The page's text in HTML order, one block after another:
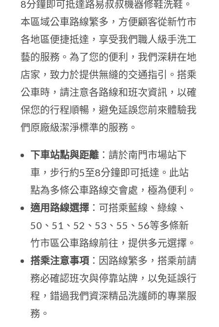
8分鐘即可抵達路易叔叔機器修鞋洗鞋。
本區域公車路線繁多，方便顧客從新竹市
各地區便捷抵達，享受我們職人級手洗工
藝的服務。為了您的便利，我們深耕在地
店家，致力於提供無縫的交通指引。搭乘
公車時，請注意各路線和班次資訊，以確
保您的行程順暢，避免延誤您前來體驗我
們原廠級潔淨標準的服務。
下車站點與距離 ：請於南門市場站下
車，步行約5至8分鐘即可抵達。此站
點為多條公車路線交會處，極為便利。
適用路線選擇 ：可搭乘藍線、綠線、
50、51、52、53、55、56等多條新
竹市區公車路線前往，提供多元選擇。
搭乘注意事項 ：因路線繁多，搭乘前請
務必確認班次與停靠站牌，以免延誤行
程，錯過我們資深精品洗護師的專業服
務。